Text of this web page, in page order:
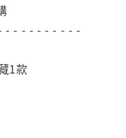
- - - - - - - - - -
1款